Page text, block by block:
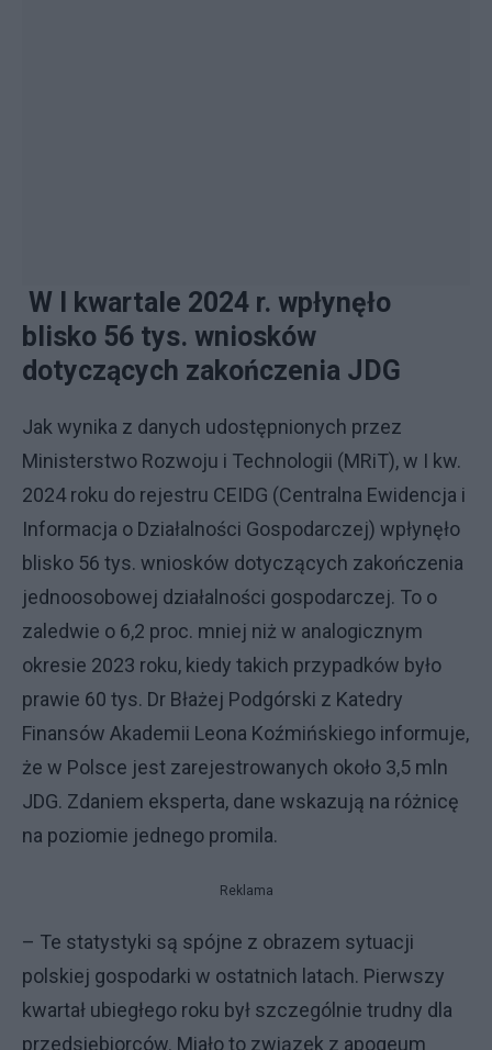
W I kwartale 2024 r. wpłynęło
blisko 56 tys. wniosków
dotyczących zakończenia JDG
Jak wynika z danych udostępnionych przez
Ministerstwo Rozwoju i Technologii (MRiT), w I kw.
2024 roku do rejestru CEIDG (Centralna Ewidencja i
Informacja o Działalności Gospodarczej) wpłynęło
blisko 56 tys. wniosków dotyczących zakończenia
jednoosobowej działalności gospodarczej. To o
zaledwie o 6,2 proc. mniej niż w analogicznym
okresie 2023 roku, kiedy takich przypadków było
prawie 60 tys. Dr Błażej Podgórski z Katedry
Finansów Akademii Leona Koźmińskiego informuje,
że w Polsce jest zarejestrowanych około 3,5 mln
JDG. Zdaniem eksperta, dane wskazują na różnicę
na poziomie jednego promila.
Reklama
– Te statystyki są spójne z obrazem sytuacji
polskiej gospodarki w ostatnich latach. Pierwszy
kwartał ubiegłego roku był szczególnie trudny dla
przedsiębiorców. Miało to związek z apogeum